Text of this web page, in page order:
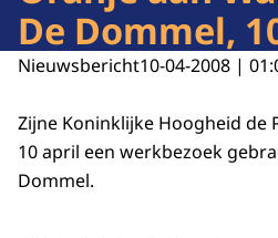
De Dommel,
Nieuwsbericht10-04-2008 |
Zijne Koninklijke Hoogheid de
10 april een werkbezoek
Dommel.